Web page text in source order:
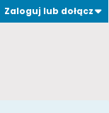
Zaloguj lub dołącz